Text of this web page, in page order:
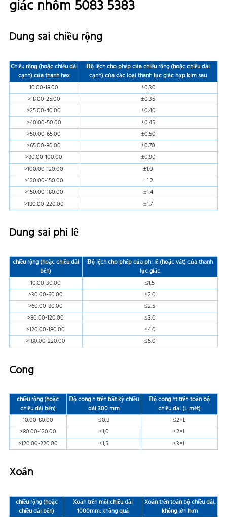
giác nhôm 5083 5383
Dung sai chiều rộng
Chiều rộng (hoặc chiều dài
cạnh) của thanh hex
Độ lệch cho phép của chiều rộng (hoặc chiều dài
cạnh) của các loại thanh lục giác hợp kim sau
10.00-18.00
±0,30
>18.00-25.00
±0.35
>25.00-40.00
±0,40
>40.00-50.00
±0.45
>50.00-65.00
±0,50
>65.00-80.00
±0,70
>80.00-100.00
±0,90
>100.00-120.00
±1,0
>120.00-150.00
±1.2
>150.00-180.00
±1.4
>180.00-220.00
±1.7
Dung sai phi lê
chiều rộng (hoặc chiều dài
bên)
Độ lệch cho phép của phi lê (hoặc vát) của thanh
lục giác
10.00-30.00
≤1,5
>30.00-60.00
≤2.0
>60.00-80.00
≤2.5
>80.00-120.00
≤3,0
>120.00-180.00
≤4.0
>180.00-220.00
≤5.0
Cong
chiều rộng (hoặc
chiều dài bên)
Độ cong h trên bất kỳ chiều
dài 300 mm
Độ cong ht trên toàn bộ
chiều dài (L mét)
10.00-80.00
≤0,8
≤2×L
>80.00-120.00
≤1,0
≤2×L
>120.00-220.00
≤1,5 ≤3×L
Xoắn
chiều rộng (hoặc
chiều dài bên)
Xoắn trên mỗi chiều dài
1000mm, không quá
Xoắn trên toàn bộ chiều dài,
không lớn hơn